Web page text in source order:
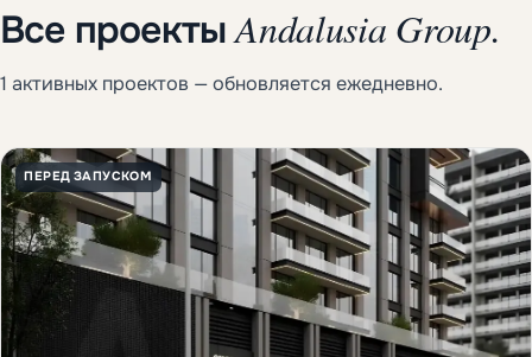
Все проектыAndalusia Group.
1 активных проектов — обновляется ежедневно.
ПЕРЕД ЗАПУСКОМ